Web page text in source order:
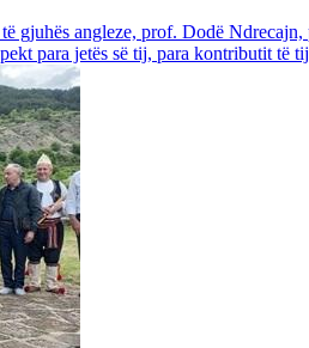
gjuhës angleze, prof. Dodë
para jetës së tij, para kontributit